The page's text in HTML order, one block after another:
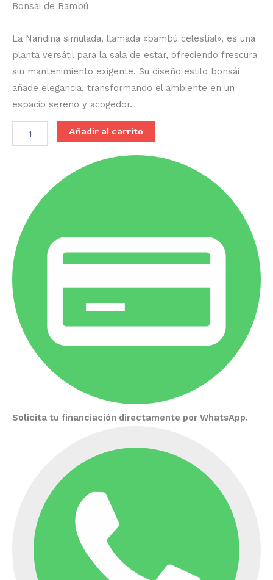
Bonsái de Bambú
La Nandina simulada, llamada «bambú celestial», es una
planta versátil para la sala de estar, ofreciendo frescura
sin mantenimiento exigente. Su diseño estilo bonsái
añade elegancia, transformando el ambiente en un
espacio sereno y acogedor.
Añadir al carrito
Solicita tu financiación directamente por WhatsApp.